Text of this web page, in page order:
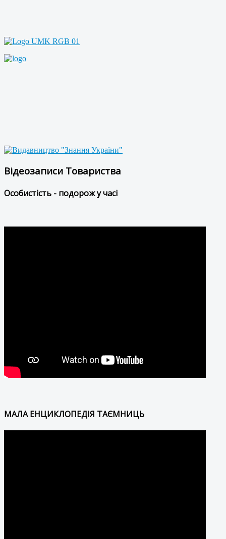
Відеозаписи Товариства
Особистість - подорож у часі
МАЛА ЕНЦИКЛОПЕДІЯ ТАЄМНИЦЬ